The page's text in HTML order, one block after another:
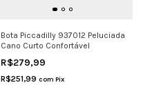
Bota Piccadilly 937012 Peluciada
Cano Curto Confortável
R$279,99
R$251,99 com Pix